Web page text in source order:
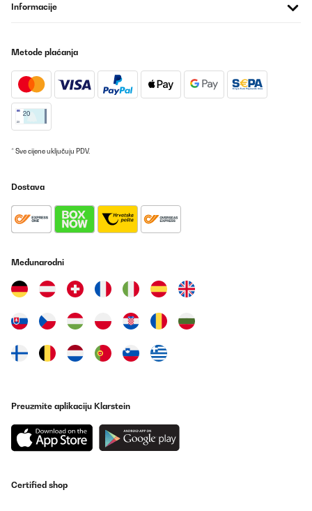
Informacije
Metode plaćanja
* Sve cijene uključuju PDV.
Dostava
Međunarodni
Preuzmite aplikaciju Klarstein
Certified shop